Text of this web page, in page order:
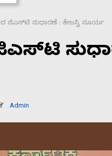
ಜಿಎಸ್‍ಟಿ ಸುಧಾರಣೆ : ತೇಜಸ್ವಿ ಸೂರ್ಯ
Admin